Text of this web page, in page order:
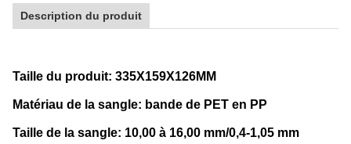
Description du produit
Taille du produit: 335X159X126MM
Matériau de la sangle: bande de PET en PP
Taille de la sangle: 10,00 à 16,00 mm/0,4-1,05 mm